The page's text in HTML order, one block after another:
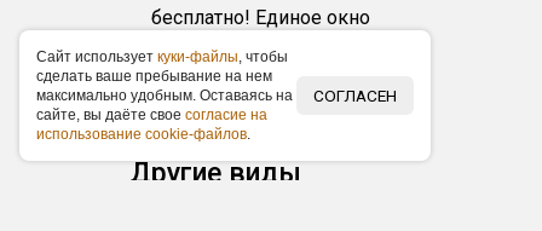
бесплатно! Единое окно
документов и отчетность
после проведения
рекламной кампании.
Другие виды
Caйт иcпoльзуeт куки-фaйлы, чтoбы
cдeлaть вaшe пpeбывaниe нa нeм
мaкcимaльнo удoбным. Ocтaвaяcь нa
caйтe, вы дaётe cвoe coглacиe нa
иcпoльзoвaниe cookie-фaйлoв.
СОГЛАСЕН